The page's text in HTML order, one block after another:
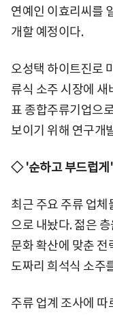
연예인 이효리씨를
개할 예정이다.
오성택 하이트진로
류식 소주 시장에
표 종합주류기업으
보이기 위해 연구개
◇ '순하고 부드럽게'
최근 주요 주류 업체
으로 내놨다. 젊은
문화 확산에 맞춘
도짜리 희석식 소주
주류 업계 조사에